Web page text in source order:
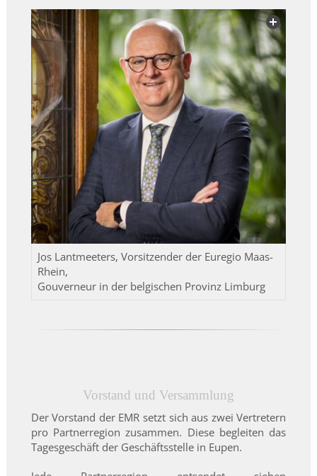
Jos Lantmeeters, Vorsitzender der Euregio Maas-
Rhein,
Gouverneur in der belgischen Provinz Limburg
Vorstand und Versammlung
Der Vorstand der EMR setzt sich aus zwei Vertretern
pro Partnerregion zusammen. Diese begleiten das
Tagesgeschäft der Geschäftsstelle in Eupen.